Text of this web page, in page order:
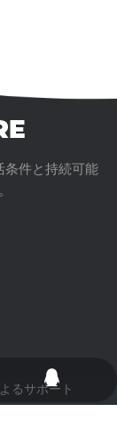
条件と持続可能
るサポート